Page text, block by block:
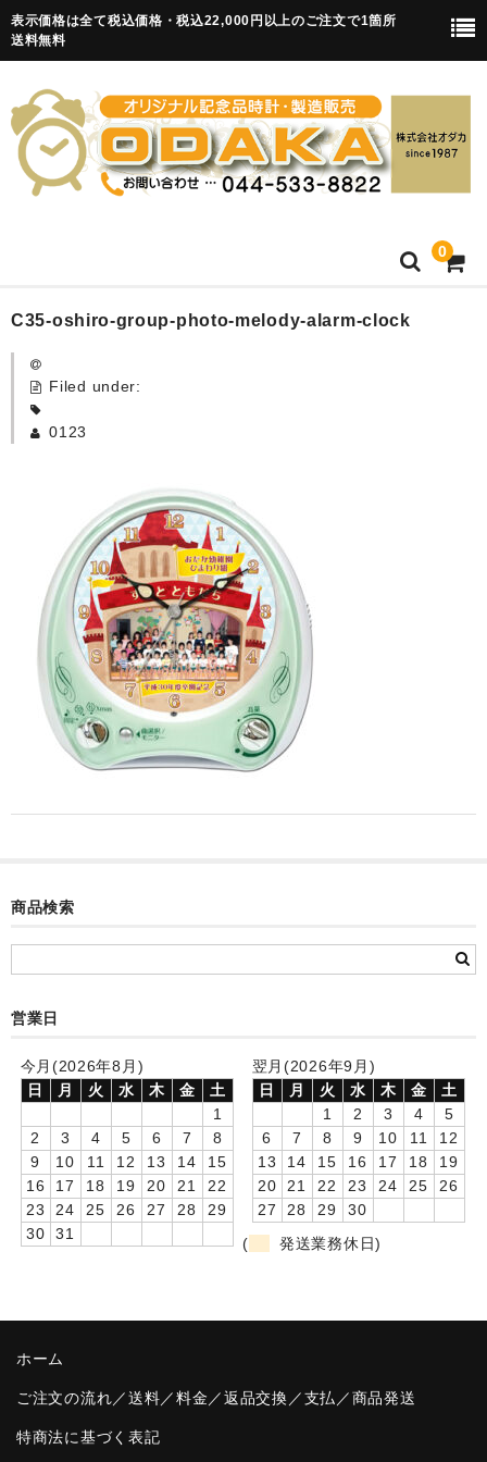
表示価格は全て税込価格・税込22,000円以上のご注文で1箇所
送料無料
0
HOME
卒園記念品
カード付フォトフレームクロック(集合)
目覚まし時計(集合＋個別)
メロディ時計(集合)
音声時計(集合)
目覚まし時計(個別)
お絵かきギャラリープラス(絵＋個別)
お絵かきギャラリー
卒園DVDアルバム
卒業記念品
音声入りフォトフレームクロック(集合)
音声入りフォトフレームクロック(校歌)
スポーツウォッチ
C35-oshiro-group-photo-melody-alarm-clock
Filed under:
0123
商品検索
営業日
今月(2026年8月)
日
月 火 水 木 金
土
1
2
3 4 5 6 7
8
9
10 11 12 13 14
15
16
17 18 19 20 21
22
23
24 25 26 27 28
29
30
31
翌月(2026年9月)
日
月 火 水 木 金
土
1
2 3 4
5
6
7 8 9 10 11
12
13
14 15 16 17 18
19
20
21 22 23 24 25
26
27
28 29
30
(
発送業務休日)
ホーム
ご注文の流れ／送料／料金／返品交換／支払／商品発送
特商法に基づく表記